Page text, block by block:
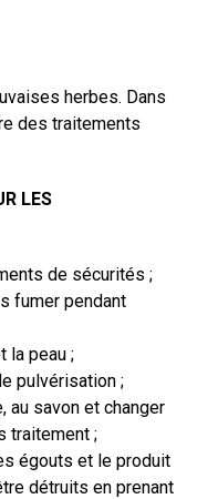
herbes. Dans
des traitements
LES
de sécurités ;
fumer pendant
la peau ;
pulvérisation ;
au savon et changer
traitement ;
égouts et le produit
détruits en prenant